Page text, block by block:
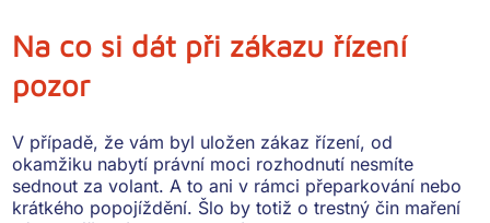
Na co si dát při zákazu řízení
pozor
V případě, že vám byl uložen zákaz řízení,od
okamžiku nabytí právní moci rozhodnutí nesmíte
sednout za volant. A to ani v rámci přeparkování nebo
krátkého popojíždění. Šlo by totiž o trestný čin maření